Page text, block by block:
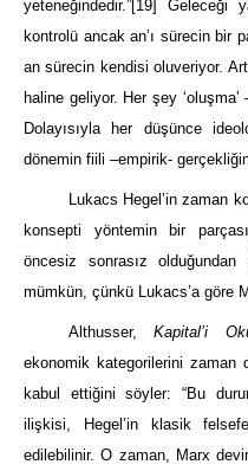
yeteneğindedir.” [19]
Geleceği
kontrolü ancak an’ı sürecin bir
an sürecin kendisi oluveriyor.
haline geliyor. Her şey
Dolayısıyla her düşünce
dönemin fiili –empirik-
Lukacs Hegel’in zaman
konsepti yöntemin bir
öncesiz sonrasız
mümkün, çünkü Lukacs’a göre
Althusser,Kapital’i
ekonomik kategorilerini zaman
kabul ettiğini söyler: “Bu
ilişkisi, Hegel’in klasik
edilebilinir. O zaman, Marx